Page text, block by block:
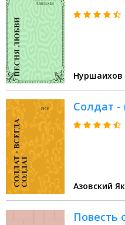
Нуршаихов
Солдат -
Азовский
Повесть